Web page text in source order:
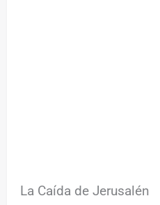
La Caída de Jerusalén